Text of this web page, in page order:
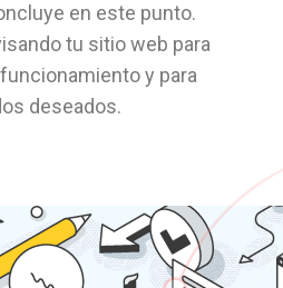
en este punto.
tu sitio web para
y para
deseados.